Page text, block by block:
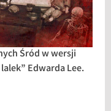
Śród w wersji
Edwarda Lee.